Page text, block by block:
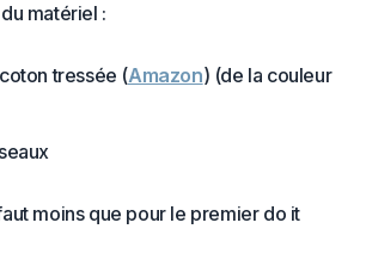
matériel :
tressée (Amazon) (de la couleur
moins que pour le premier do it